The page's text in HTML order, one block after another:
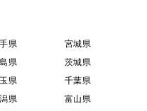
県
宮城県
県
茨城県
県
千葉県
県
富山県